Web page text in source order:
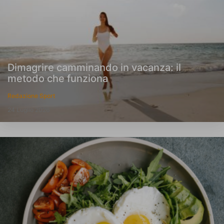
Dimagrire camminando in vacanza: il
metodo che funziona
Redazione Sport